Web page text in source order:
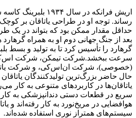
اریش فرانکه در سال
رساند. توجه او در طراحی یاتاقان بر
حداقل مقدار ممکن بود که بتواند در یک
بعد از جنگ جهانی دوم او به همراه
گرهارد را تأسیس کرد تا به تولید و بسط
سرعت ببخشد.شرکت تیمکن، شرکت
(خصوصی)، شرکت ان‌اس‌کی، و شرکت
حال حاضر بزرگ‌ترین تولیدکنندگان یاتاقان
یاتاقان‌ها در کاربردهای متنوعی به کار
سریع در قطعات دستی دندانپزشکی به کار
هوافضایی در مریخ‌نورد به کار رفته‌اند و
سیستم‌های همتراز نوری استفاده شده‌اند.